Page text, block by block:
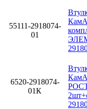
55111-2918074-
01
6520-2918074-
01К